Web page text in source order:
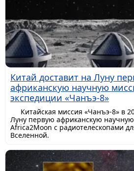
Китай доставит на Луну
африканскую научную
экспедиции «Чанъэ-8»
Китайская миссия «Чанъэ-8» в
Луну первую африканскую
Africa2Moon с радиотелескопами
Вселенной.